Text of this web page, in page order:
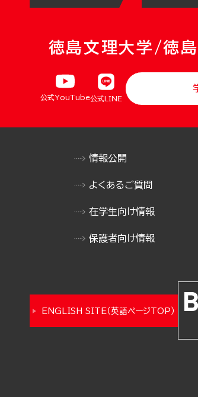
徳島文理大学/徳
公式YouTube公式LINE
情報公開
よくあるご質問
在学生向け情報
保護者向け情報
ENGLISH SITE（英語ページTOP）